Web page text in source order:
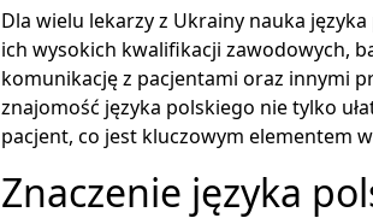
Dla wielu lekarzy z Ukrainy nauka
ich wysokich kwalifikacji zawodowych,
komunikację z pacjentami oraz innymi
znajomość języka polskiego nie tylko
pacjent, co jest kluczowym elementem
Znaczenie języka